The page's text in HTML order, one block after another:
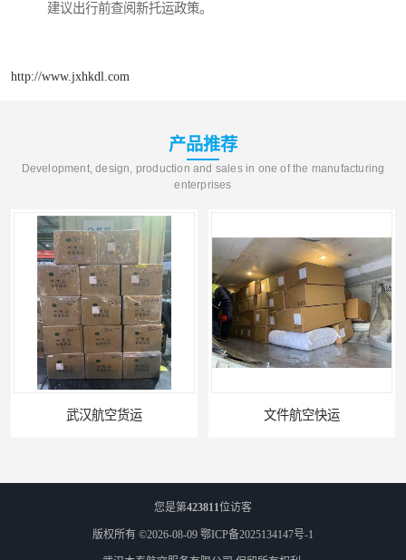
建议出行前查阅新托运政策。
http://www.jxhkdl.com
产品推荐
Development, design, production and sales in one of the manufacturing
enterprises
文件航空快运
您是第423811位访客
版权所有 ©2026-08-09 鄂ICP备2025134147号-1